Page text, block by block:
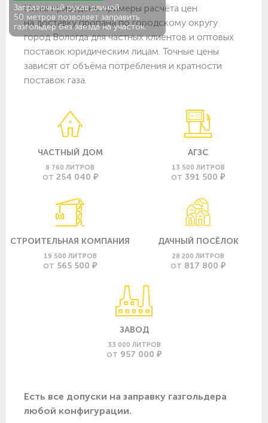
Заправочный рукав длиной
50 метров позволяет заправить
газгольдер без заезда на участок.
Ниже приведены примеры расчёта цен
на доставку пропана по городскому округу
город Вологда для частных клиентов и оптовых
поставок юридическим лицам. Точные цены
зависят от объёма потребления и кратности
поставок газа.
ЧАСТНЫЙ ДОМ
8 760 ЛИТРОВ
ОТ 254 040 ₽
АГЗС
13 500 ЛИТРОВ
ОТ 391 500 ₽
СТРОИТЕЛЬНАЯ КОМПАНИЯ
19 500 ЛИТРОВ
ОТ 565 500 ₽
ДАЧНЫЙ ПОСЁЛОК
28 200 ЛИТРОВ
ОТ 817 800 ₽
ЗАВОД
33 000 ЛИТРОВ
ОТ 957 000 ₽
Есть все допуски нa заправку газгольдера
любой конфигурации.